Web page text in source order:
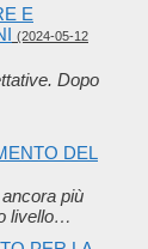
E
(2024-05-12
Dopo
DEL
più
livello…